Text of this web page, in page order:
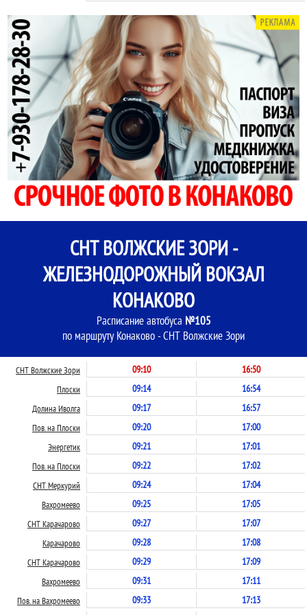
СНТ ВОЛЖСКИЕ ЗОРИ -
ЖЕЛЕЗНОДОРОЖНЫЙ ВОКЗАЛ
КОНАКОВО
Расписание автобуса №105
по маршруту Конаково - СНТ Волжские Зори
СНТ Волжские Зори 09:10 16:50
Плоски 09:14 16:54
Долина Иволга 09:17 16:57
Пов. на Плоски 09:20 17:00
Энергетик 09:21 17:01
Пов. на Плоски 09:22 17:02
СНТ Меркурий 09:24 17:04
Вахромеево 09:25 17:05
СНТ Карачарово 09:27 17:07
Карачарово 09:28 17:08
СНТ Карачарово 09:29 17:09
Вахромеево 09:31 17:11
Пов. на Вахромеево 09:33 17:13